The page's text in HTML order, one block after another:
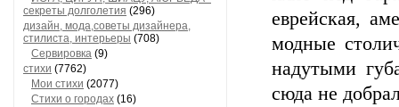
секреты долголетия (296)
дизайн, мода,советы дизайнера,
стилиста, интерьеры (708)
Сервировка (9)
стихи (7762)
Мои стихи (2077)
Стихи о городах (16)
еврейская,
модные
надутыми
сюда не